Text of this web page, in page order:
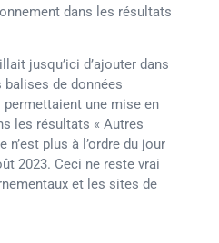
dans les résultats
jusqu’ici d’ajouter dans
balises de données
permettaient une mise en
les résultats « Autres
n’est plus à l’ordre du jour
2023. Ceci ne reste vrai
et les sites de